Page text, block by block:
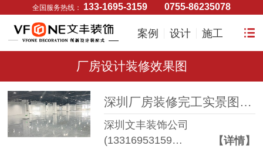
全国服务热线： 133-1695-3159 0755-86235078
案例 设计 施工
厂房设计装修效果图
深圳厂房装修完工实景图-光明区企业装修效果图
深圳文丰装饰公司
(13316953159…
【详情】